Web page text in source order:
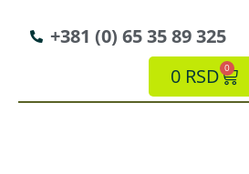
+381 (0) 65 35 89 325
0 RSD 0